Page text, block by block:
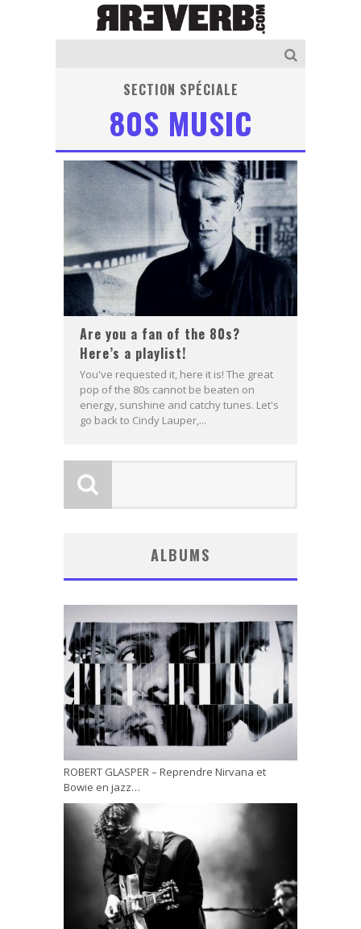
SECTION SPÉCIALE
80S MUSIC
Are you a fan of the 80s?
Here’s a playlist!
You've requested it, here it is! The great
pop of the 80s cannot be beaten on
energy, sunshine and catchy tunes. Let's
go back to Cindy Lauper,...
ALBUMS
ROBERT GLASPER – Reprendre Nirvana et
Bowie en jazz…